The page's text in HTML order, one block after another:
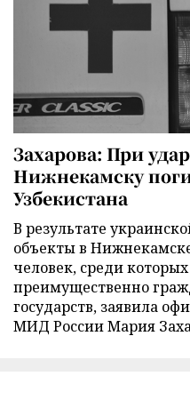
Захарова: При
Нижнекамску
Узбекистана
В результате
объекты в
человек, среди
преимущественно
государств, заявила
МИД России Мария